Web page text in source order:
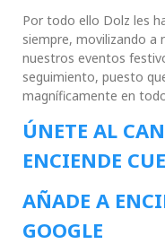
Por todo ello Dolz les
siempre, movilizando a
nuestros eventos
seguimiento, puesto
magníficamente en
ÚNETE AL
ENCIENDE
AÑADE A
GOOGLE